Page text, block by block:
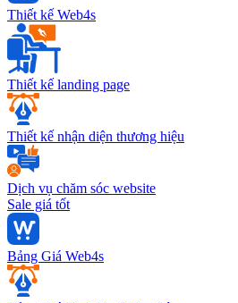
Thiết kế Web4s
Thiết kế landing page
Thiết kế nhận diện thương hiệu
Dịch vụ chăm sóc website
Sale giá tốt
Bảng Giá Web4s